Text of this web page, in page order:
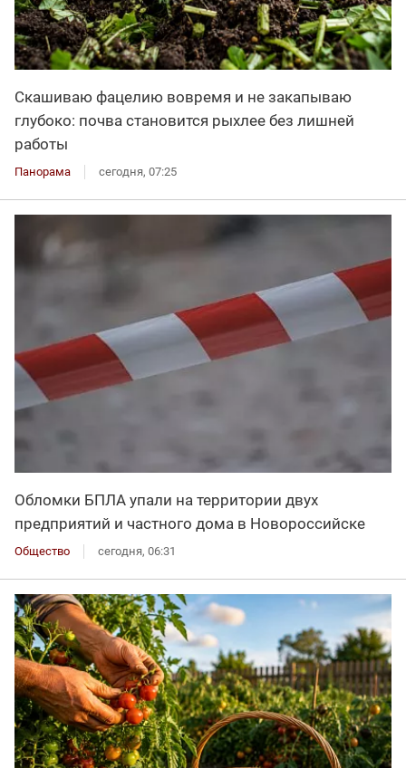
Скашиваю фацелию вовремя и не закапываю
глубоко: почва становится рыхлее без лишней
работы
Панорама сегодня, 07:25
Обломки БПЛА упали на территории двух
предприятий и частного дома в Новороссийске
Общество сегодня, 06:31